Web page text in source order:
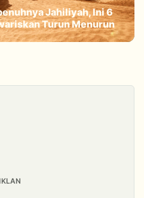
Jahiliyah, Ini 6
Turun Menurun
IKLAN